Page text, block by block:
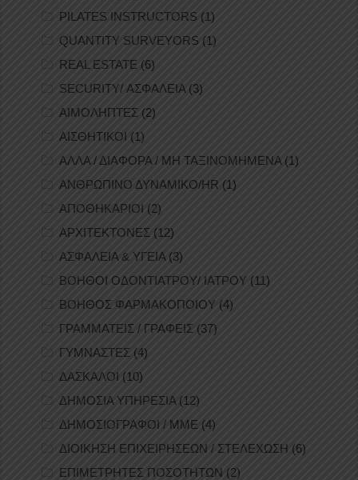
PILATES INSTRUCTORS (1)
QUANTITY SURVEYORS (1)
REAL ESTATE (6)
SECURITY/ ΑΣΦΑΛΕΙΑ(3)
ΑΙΜΟΛΗΠΤΕΣ (2)
ΑΙΣΘΗΤΙΚΟΙ (1)
ΑΛΛΑ / ΔΙΑΦΟΡΑ / ΜΗ ΤΑΞΙΝΟΜΗΜΕΝΑ(1)
ΑΝΘΡΩΠΙΝΟ ΔΥΝΑΜΙΚΟ/HR (1)
ΑΠΟΘΗΚΑΡΙΟΙ (2)
ΑΡΧΙΤΕΚΤΟΝΕΣ (12)
ΑΣΦΑΛΕΙΑ & ΥΓΕΙΑ(3)
ΒΟΗΘΟΙ ΟΔΟΝΤΙΑΤΡΟΥ/ ΙΑΤΡΟΥ (11)
ΒΟΗΘΟΣ ΦΑΡΜΑΚΟΠΟΙΟΥ (4)
ΓΡΑΜΜΑΤΕΙΣ / ΓΡΑΦΕΙΣ (37)
ΓΥΜΝΑΣΤΕΣ (4)
ΔΑΣΚΑΛΟΙ (10)
ΔΗΜΟΣΙΑ ΥΠΗΡΕΣΙΑ (12)
ΔΗΜΟΣΙΟΓΡΑΦΟΙ / ΜΜΕ (4)
ΔΙΟΙΚΗΣΗ ΕΠΙΧΕΙΡΗΣΕΩΝ / ΣΤΕΛΕΧΩΣΗ (6)
ΕΠΙΜΕΤΡΗΤΕΣ ΠΟΣΟΤΗΤΩΝ (2)